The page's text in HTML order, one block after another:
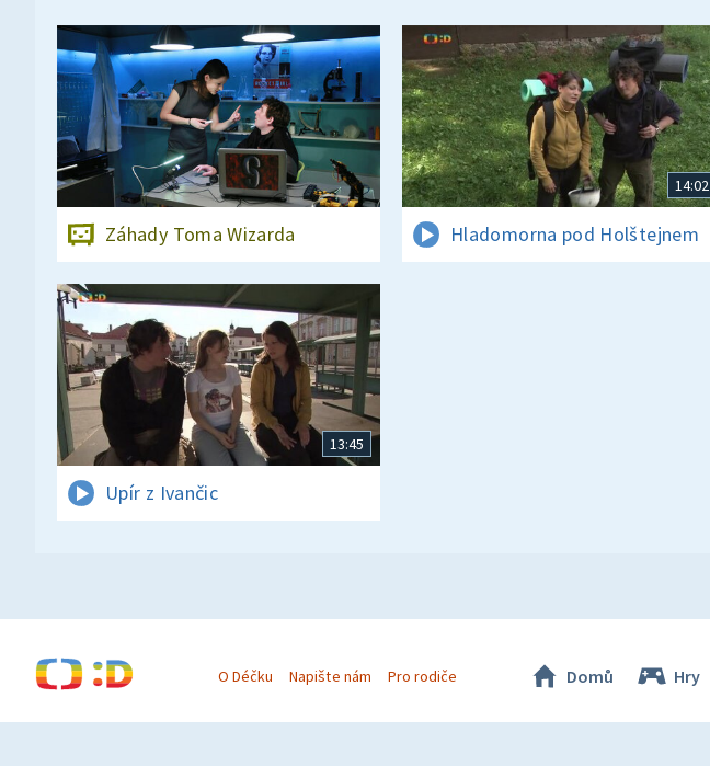
Záhady Toma Wizarda
14:02
Hladomorna pod Holštejnem
13:45
Upír z Ivančic
O Déčku Napište nám Pro rodiče Domů Hry